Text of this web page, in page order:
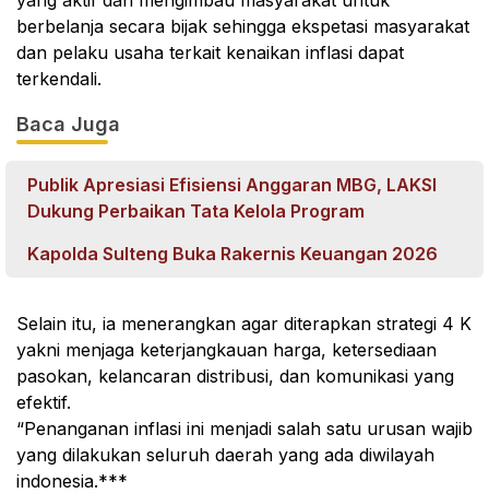
berbelanja secara bijak sehingga ekspetasi masyarakat
dan pelaku usaha terkait kenaikan inflasi dapat
terkendali.
Baca Juga
Publik Apresiasi Efisiensi Anggaran MBG, LAKSI
Dukung Perbaikan Tata Kelola Program
Kapolda Sulteng Buka Rakernis Keuangan 2026
Selain itu, ia menerangkan agar diterapkan strategi 4 K
yakni menjaga keterjangkauan harga, ketersediaan
pasokan, kelancaran distribusi, dan komunikasi yang
efektif.
“Penanganan inflasi ini menjadi salah satu urusan wajib
yang dilakukan seluruh daerah yang ada diwilayah
indonesia.***